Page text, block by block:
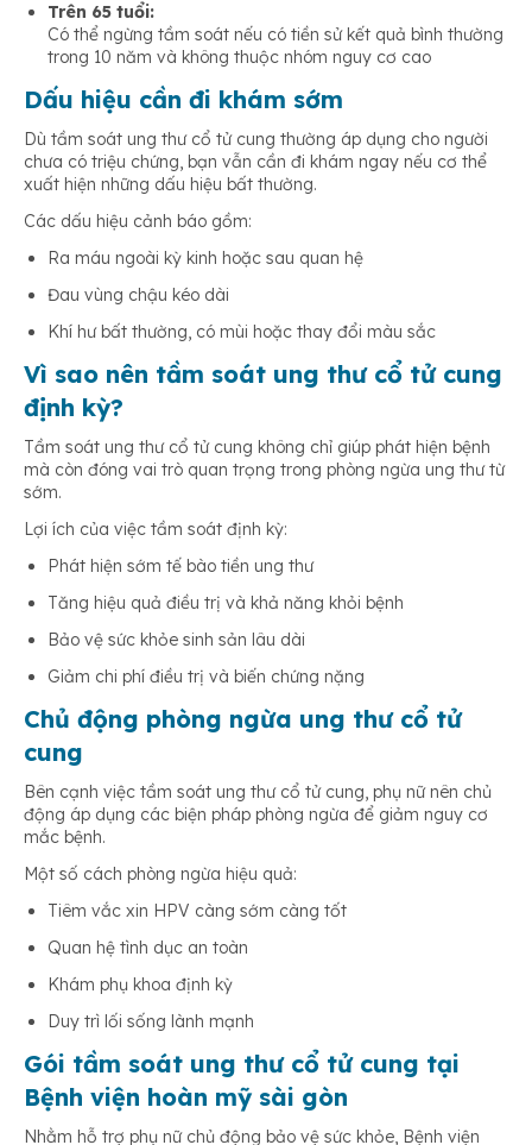
Trên 65 tuổi:
Có thể ngừng tầm soát nếu có tiền sử kết quả bình thường
trong 10 năm và không thuộc nhóm nguy cơ cao
Dấu hiệu cần đi khám sớm
Dù tầm soát ung thư cổ tử cung thường áp dụng cho người
chưa có triệu chứng, bạn vẫn cần đi khám ngay nếu cơ thể
xuất hiện những dấu hiệu bất thường.
Các dấu hiệu cảnh báo gồm:
Ra máu ngoài kỳ kinh hoặc sau quan hệ
Đau vùng chậu kéo dài
Khí hư bất thường, có mùi hoặc thay đổi màu sắc
Vì sao nên tầm soát ung thư cổ tử cung
định kỳ?
Tầm soát ung thư cổ tử cung không chỉ giúp phát hiện bệnh
mà còn đóng vai trò quan trọng trong phòng ngừa ung thư từ
sớm.
Lợi ích của việc tầm soát định kỳ:
Phát hiện sớm tế bào tiền ung thư
Tăng hiệu quả điều trị và khả năng khỏi bệnh
Bảo vệ sức khỏe sinh sản lâu dài
Giảm chi phí điều trị và biến chứng nặng
Chủ động phòng ngừa ung thư cổ tử
cung
Bên cạnh việc tầm soát ung thư cổ tử cung, phụ nữ nên chủ
động áp dụng các biện pháp phòng ngừa để giảm nguy cơ
mắc bệnh.
Một số cách phòng ngừa hiệu quả:
Tiêm vắc xin HPV càng sớm càng tốt
Quan hệ tình dục an toàn
Khám phụ khoa định kỳ
Duy trì lối sống lành mạnh
Gói tầm soát ung thư cổ tử cung tại
Bệnh viện hoàn mỹ sài gòn
Nhằm hỗ trợ phụ nữ chủ động bảo vệ sức khỏe, Bệnh viện